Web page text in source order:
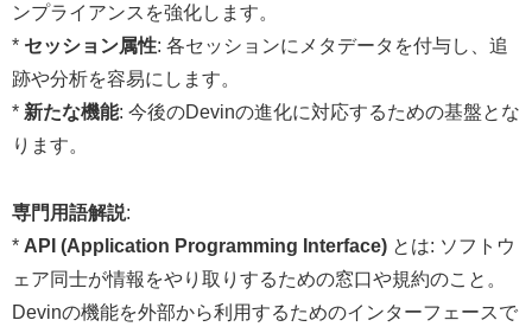
ンプライアンスを強化します。
* セッション属性: 各セッションにメタデータを付与し、追
跡や分析を容易にします。
* 新たな機能: 今後のDevinの進化に対応するための基盤とな
ります。
専門用語解説:
* API (Application Programming Interface) とは: ソフトウ
ェア同士が情報をやり取りするための窓口や規約のこと。
Devinの機能を外部から利用するためのインターフェースで